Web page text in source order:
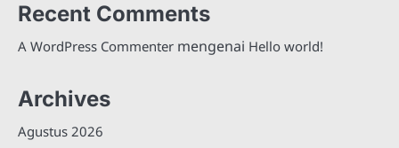
Recent Comments
A WordPress Commenter mengenai Hello world!
Archives
Agustus 2026